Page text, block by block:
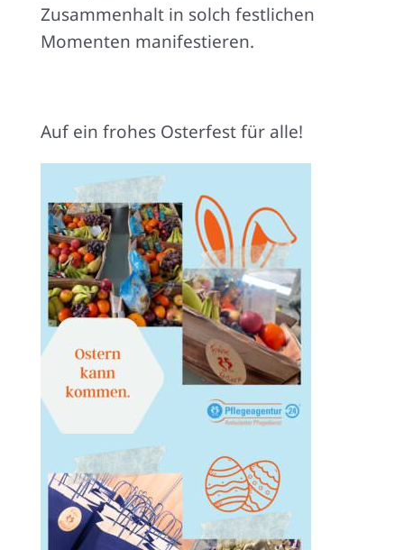
Zusammenhalt in solch festlichen
Momenten manifestieren.
Auf ein frohes Osterfest für alle!